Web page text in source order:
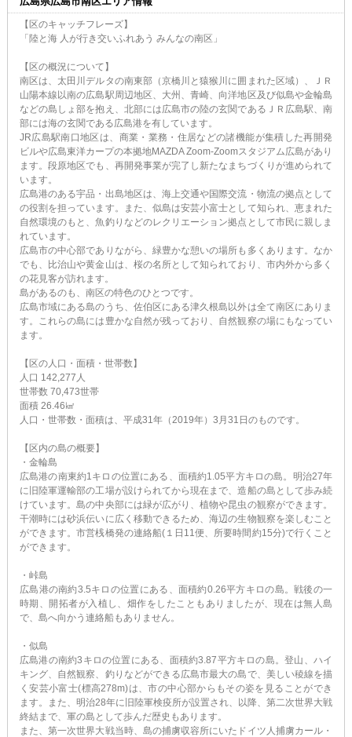
【区のキャッチフレーズ】
「陸と海 人が行き交いふれあう みんなの南区」
【区の概況について】
南区は、太田川デルタの南東部（京橋川と猿猴川に囲まれた区域）、ＪＲ
山陽本線以南の広島駅周辺地区、大州、青崎、向洋地区及び似島や金輪島
などの島しょ部を抱え、北部には広島市の陸の玄関であるＪＲ広島駅、南
部には海の玄関である広島港を有しています。
JR広島駅南口地区は、商業・業務・住居などの諸機能が集積した再開発
ビルや広島東洋カープの本拠地MAZDA Zoom-Zoomスタジアム広島があり
ます。段原地区でも、再開発事業が完了し新たなまちづくりが進められて
います。
広島港のある宇品・出島地区は、海上交通や国際交流・物流の拠点として
の役割を担っています。また、似島は安芸小富士として知られ、恵まれた
自然環境のもと、魚釣りなどのレクリエーション拠点として市民に親しま
れています。
広島市の中心部でありながら、緑豊かな憩いの場所も多くあります。なか
でも、比治山や黄金山は、桜の名所として知られており、市内外から多く
の花見客が訪れます。
島があるのも、南区の特色のひとつです。
広島市域にある島のうち、佐伯区にある津久根島以外は全て南区にありま
す。これらの島には豊かな自然が残っており、自然観察の場にもなってい
ます。
【区の人口・面積・世帯数】
人口 142,277人
世帯数 70,473世帯
面積 26.46㎢
人口・世帯数・面積は、平成31年（2019年）3月31日のものです。
【区内の島の概要】
・金輪島
広島港の南東約1キロの位置にある、面積約1.05平方キロの島。明治27年
に旧陸軍運輸部の工場が設けられてから現在まで、造船の島として歩み続
けています。島の中央部には緑が広がり、植物や昆虫の観察ができます。
干潮時には砂浜伝いに広く移動できるため、海辺の生物観察を楽しむこと
ができます。市営桟橋発の連絡船(１日11便、所要時間約15分)で行くこと
ができます。
・峠島
広島港の南約3.5キロの位置にある、面積約0.26平方キロの島。戦後の一
時期、開拓者が入植し、畑作をしたこともありましたが、現在は無人島
で、島へ向かう連絡船もありません。
・似島
広島港の南約3キロの位置にある、面積約3.87平方キロの島。登山、ハイ
キング、自然観察、釣りなどができる広島市最大の島で、美しい稜線を描
く安芸小富士(標高278m)は、市の中心部からもその姿を見ることができ
ます。また、明治28年に旧陸軍検疫所が設置され、以降、第二次世界大戦
終結まで、軍の島として歩んだ歴史もあります。
また、第一次世界大戦当時、島の捕虜収容所にいたドイツ人捕虜カール・